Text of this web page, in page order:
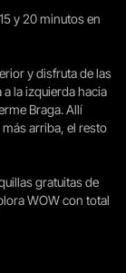
y 20 minutos en
y disfruta de las
la izquierda hacia
Braga. Allí
arriba, el resto
gratuitas de
WOW con total